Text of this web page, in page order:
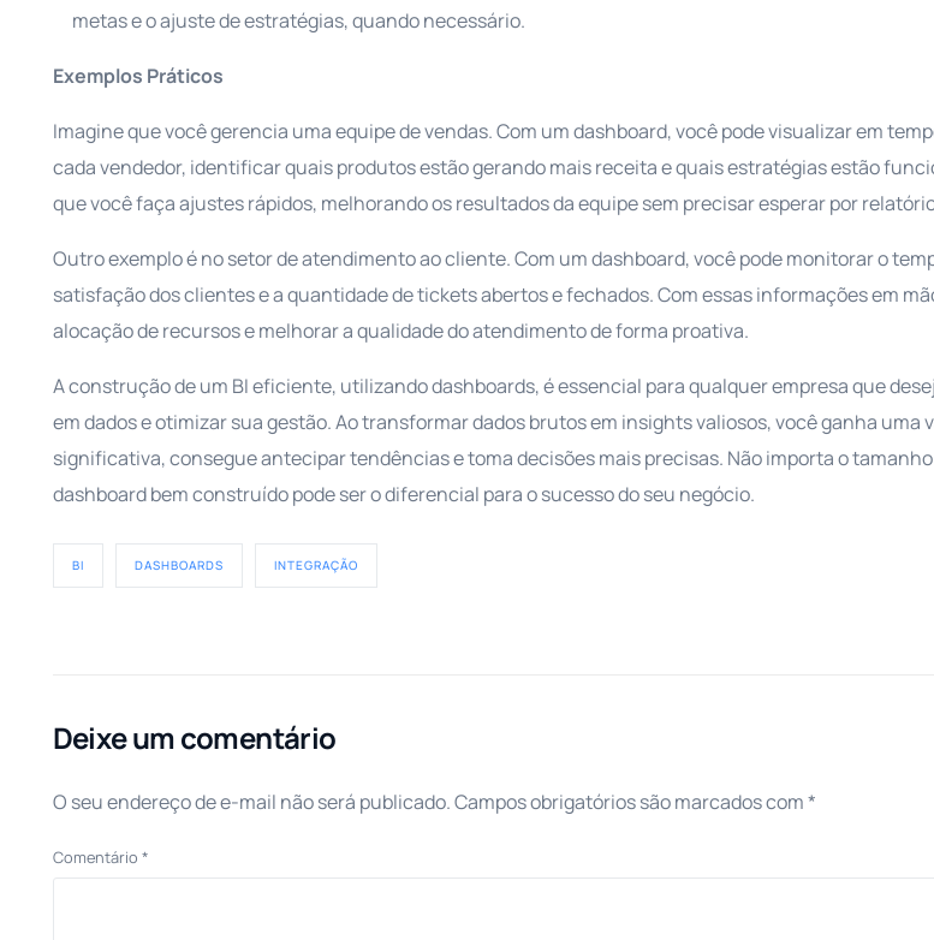
metas e o ajuste de estratégias, quando necessário.
Exemplos Práticos
Imagine que você gerencia uma equipe de vendas. Com um dashboard, você pode visualizar em
cada vendedor, identificar quais produtos estão gerando mais receita e quais estratégias estão
que você faça ajustes rápidos, melhorando os resultados da equipe sem precisar esperar por
Outro exemplo é no setor de atendimento ao cliente. Com um dashboard, você pode monitorar o
satisfação dos clientes e a quantidade de tickets abertos e fechados. Com essas informações em
alocação de recursos e melhorar a qualidade do atendimento de forma proativa.
A construção de um BI eficiente, utilizando dashboards, é essencial para qualquer empresa que
em dados e otimizar sua gestão. Ao transformar dados brutos em insights valiosos, você ganha uma
significativa, consegue antecipar tendências e toma decisões mais precisas. Não importa o
dashboard bem construído pode ser o diferencial para o sucesso do seu negócio.
BI DASHBOARDS INTEGRAÇÃO
Deixe um comentário
O seu endereço de e-mail não será publicado.Campos obrigatórios são marcados com*
Comentário *